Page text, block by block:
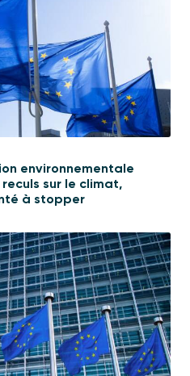
environnementale
sur le climat,
à stopper